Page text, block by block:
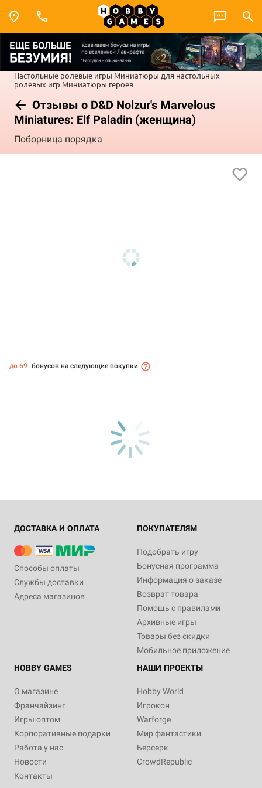
Настольные ролевые игры Миниатюры для настольных
ролевых игр Миниатюры героев
Отзывы о D&D Nolzur's Marvelous
Miniatures: Elf Paladin (женщина)
Поборница порядка
до 69 бонусов на следующие покупки
ДОСТАВКА И ОПЛАТА
Способы оплаты
Службы доставки
Адреса магазинов
ПОКУПАТЕЛЯМ
Подобрать игру
Бонусная программа
Информация о заказе
Возврат товара
Помощь с правилами
Архивные игры
Товары без скидки
Мобильное приложение
HOBBY GAMES
О магазине
Франчайзинг
Игры оптом
Корпоративные подарки
Работа у нас
Новости
Контакты
НАШИ ПРОЕКТЫ
Hobby World
Игрокон
Warforge
Мир фантастики
Берсерк
CrowdRepublic